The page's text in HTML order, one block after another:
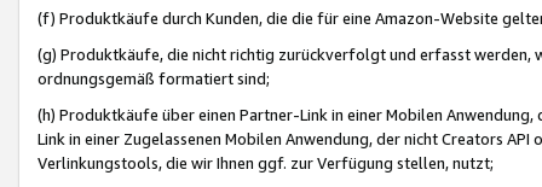
(f) Produktkäufe durch Kunden, die die für eine Amazon-Website
(g) Produktkäufe, die nicht richtig zurückverfolgt und erfasst werden,
ordnungsgemäß formatiert sind;
(h) Produktkäufe über einen Partner-Link in einer Mobilen
Link in einer Zugelassenen Mobilen Anwendung, der nicht Creators
Verlinkungstools, die wir Ihnen ggf. zur Verfügung stellen, nutzt;